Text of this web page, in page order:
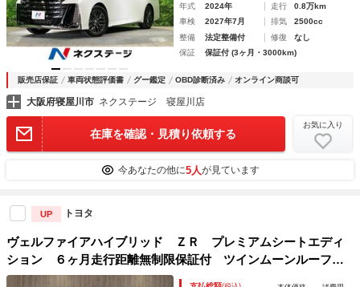
年式 2024年 走行
0.8万km
車検
2027年7月 排気
2500cc
整備
法定整備付 修復
なし
保証
保証付 (3ヶ月・3000km)
販売店保証 車両状態評価書 グー鑑定 OBD診断済み オンライン商談可
大阪府寝屋川市 ネクステージ 寝屋川店
在庫を確認・見積り依頼する
お気に入り
今あなたの他に5人が見ています
UP トヨタ
ヴェルファイアハイブリッド ＺＲ プレミアムシートエディ
ション ６ヶ月走行距離無制限保証付 ツインムーンルーフ
純正８インチナビ モデリスタエアロ 両側パワースライドド